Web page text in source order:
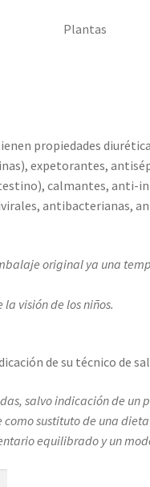
Plantas
propiedades
expetorantes,
calmantes,
antibacterianas,
original ya una
visión de los niños.
de su técnico de
salvo indicación de un
sustituto de una
equilibrado y un